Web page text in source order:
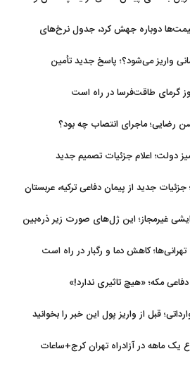
قیمت‌ها دوباره جهش کرد، جدول نرخ‌های
واریز می‌شود؟؛ پاسخ جدید تأمین
رضایی؛ ماجرای انتصاب چه بود؟
دولت؛ اعلام جزئیات تصمیم جدید
جدید از پیمان دفاعی ترکیه، عربستان
غیرمجاز؛ این ژل‌های صورت زیر ذره‌بین
کاهش دما و رگبار در راه است
مکه؛ «هیچ تاثیری ندارد!»
قبل از واریز پول این خبر را بخوانید
یک ماهه در آزادراه تهران کرج+ساعات